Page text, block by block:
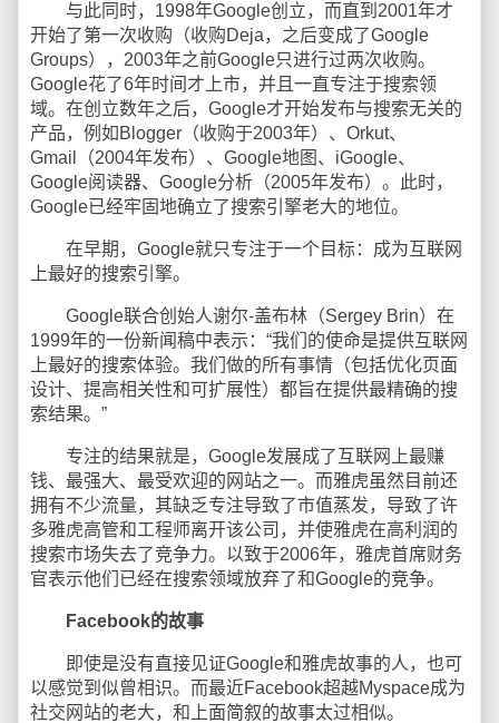
与此同时，1998年Google创立，而直到2001年才
开始了第一次收购（收购Deja，之后变成了Google
Groups），2003年之前Google只进行过两次收购。
Google花了6年时间才上市，并且一直专注于搜索领
域。在创立数年之后，Google才开始发布与搜索无关的
产品，例如Blogger（收购于2003年）、Orkut、
Gmail（2004年发布）、Google地图、iGoogle、
Google阅读器、Google分析（2005年发布）。此时，
Google已经牢固地确立了搜索引擎老大的地位。
在早期，Google就只专注于一个目标：成为互联网
上最好的搜索引擎。
Google联合创始人谢尔-盖布林（Sergey Brin）在
1999年的一份新闻稿中表示：“我们的使命是提供互联网
上最好的搜索体验。我们做的所有事情（包括优化页面
设计、提高相关性和可扩展性）都旨在提供最精确的搜
索结果。”
专注的结果就是，Google发展成了互联网上最赚
钱、最强大、最受欢迎的网站之一。而雅虎虽然目前还
拥有不少流量，其缺乏专注导致了市值蒸发，导致了许
多雅虎高管和工程师离开该公司，并使雅虎在高利润的
搜索市场失去了竞争力。以致于2006年，雅虎首席财务
官表示他们已经在搜索领域放弃了和Google的竞争。
Facebook的故事
即使是没有直接见证Google和雅虎故事的人，也可
以感觉到似曾相识。而最近Facebook超越Myspace成为
社交网站的老大，和上面简叙的故事太过相似。